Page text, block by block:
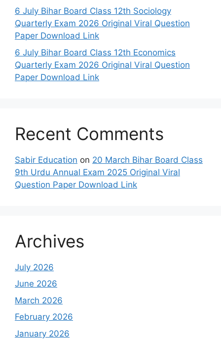
6 July Bihar Board Class 12th Sociology
Quarterly Exam 2026 Original Viral Question
Paper Download Link
6 July Bihar Board Class 12th Economics
Quarterly Exam 2026 Original Viral Question
Paper Download Link
Recent Comments
Sabir Education on 20 March Bihar Board Class
9th Urdu Annual Exam 2025 Original Viral
Question Paper Download Link
Archives
July 2026
June 2026
March 2026
February 2026
January 2026